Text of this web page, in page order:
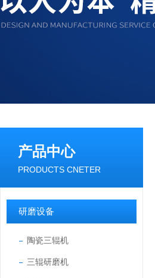
产品中心
PRODUCTS CNETER
研磨设备
陶瓷三辊机
三辊研磨机